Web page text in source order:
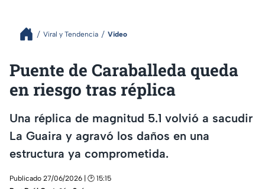
Viral y Tendencia Video
Puente de Caraballeda queda
en riesgo tras réplica
Una réplica de magnitud 5.1 volvió a sacudir
La Guaira y agravó los daños en una
estructura ya comprometida.
Publicado 27/06/2026 | 🕑 15:15